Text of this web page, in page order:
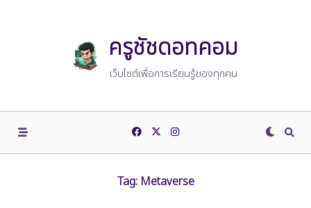
ครูชัชดอทคอม
เว็บไซต์เพื่อการเรียนรู้ของทุกคน
Tag: Metaverse